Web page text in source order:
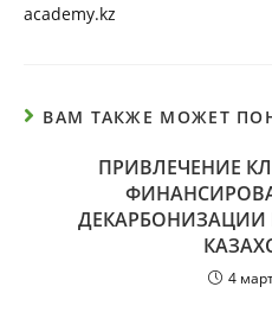
academy.kz
ВАМ ТАКЖЕ МОЖЕТ
ПРИВЛЕЧЕНИЕ
ДЕКАРБОНИЗАЦИИ
4